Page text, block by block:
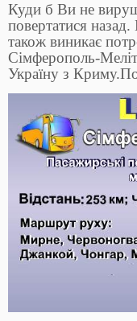
Куди б Ви не
повертатися
також виникає
Сімферополь-
Україну з Криму.